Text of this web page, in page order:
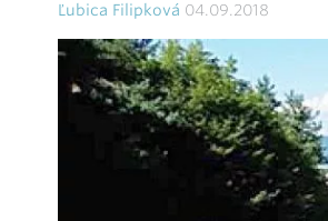
Ľubica Filipková 04.09.2018